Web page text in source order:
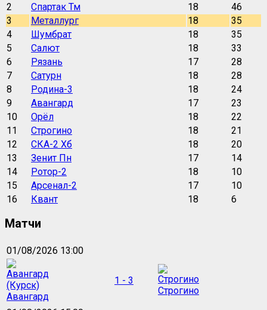
2
Спартак Тм 18
46
3
Металлург 18
35
4
Шумбрат 18
35
5
Салют 18
33
6
Рязань 17
28
7
Сатурн 18
28
8
Родина-3 18
24
9
Авангард 17
23
10
Орёл 18
22
11
Строгино 18
21
12
СКА-2 Хб 18
20
13
Зенит Пн 17
14
14
Ротор-2 18
10
15
Арсенал-2 17
10
16
Квант 18 6
Матчи
01/08/2026 13:00
Авангард
1 - 3
Строгино